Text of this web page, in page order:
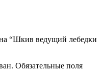
“Шкив ведущий лебедки
Обязательные поля